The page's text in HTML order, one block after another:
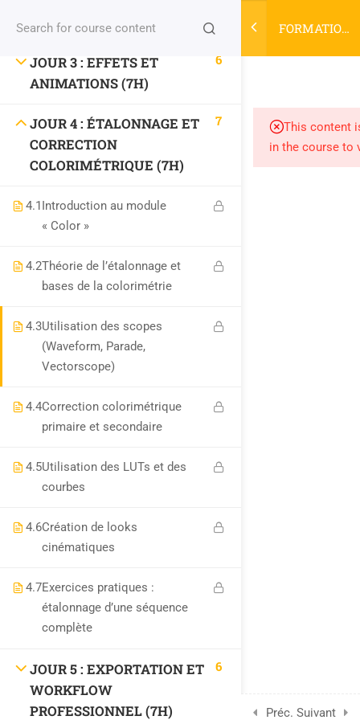
FORMATION
ET AUDIO (7H)
JOUR 3 : EFFETS ET
ANIMATIONS (7H)
6
JOUR 4 : ÉTALONNAGE ET
CORRECTION
COLORIMÉTRIQUE (7H)
7
4.1Introduction au module
« Color »
4.2Théorie de l’étalonnage et
bases de la colorimétrie
4.3Utilisation des scopes
(Waveform, Parade,
Vectorscope)
4.4Correction colorimétrique
primaire et secondaire
4.5Utilisation des LUTs et des
courbes
4.6Création de looks
cinématiques
4.7Exercices pratiques :
étalonnage d’une séquence
complète
JOUR 5 : EXPORTATION ET
WORKFLOW
PROFESSIONNEL (7H)
6
This content
in the course to
Préc. Suivant
Numéro de DA : 44 54 04633 54
Numéro SIRET :810428292 00025
HOME
News
UTILITAIRES
Mon compte
MENTION LÉGALES
Mentions légales
(RGPD).